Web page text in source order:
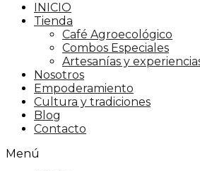
INICIO
Tienda
Café Agroecológico
Combos Especiales
Artesanías y
Nosotros
Empoderamiento
Cultura y tradiciones
Blog
Contacto
Menú